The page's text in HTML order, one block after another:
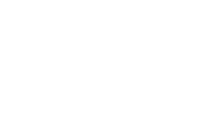
NitroTablet
въпроси за NextBox